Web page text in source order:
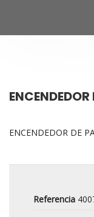
ENCENDEDOR DE
Referencia